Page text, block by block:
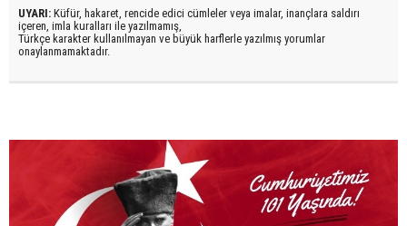
UYARI: Küfür, hakaret, rencide edici cümleler veya imalar, inançlara saldırı
içeren, imla kuralları ile yazılmamış,
Türkçe karakter kullanılmayan ve büyük harflerle yazılmış yorumlar
onaylanmamaktadır.